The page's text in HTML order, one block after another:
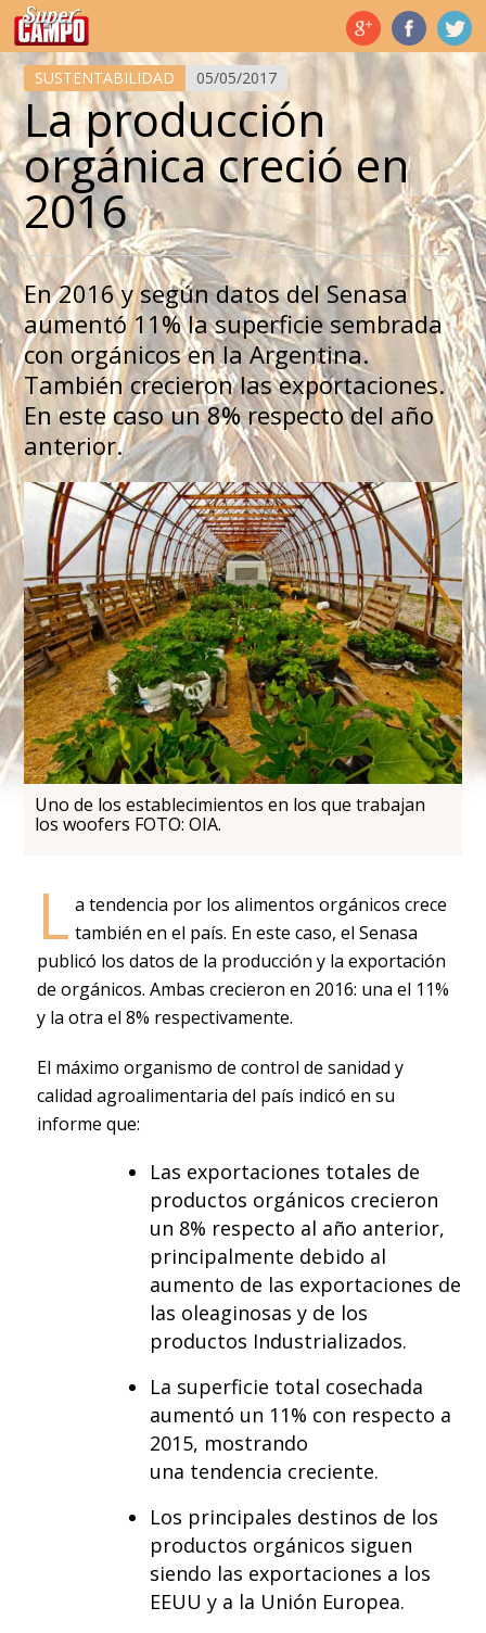
Temas de hoy
SUSTENTABILIDAD 05/05/2017
La producción
orgánica creció en
2016
En 2016 y según datos del Senasa
aumentó 11% la superficie sembrada
con orgánicos en la Argentina.
También crecieron las exportaciones.
En este caso un 8% respecto del año
anterior.
Uno de los establecimientos en los que trabajan
los woofers FOTO: OIA.
L a tendencia por los alimentos orgánicos crece
también en el país. En este caso, el Senasa
publicó los datos de la producción y la exportación
de orgánicos. Ambas crecieron en 2016: una el 11%
y la otra el 8% respectivamente.
El máximo organismo de control de sanidad y
calidad agroalimentaria del país indicó en su
informe que:
Las exportaciones totales de
productos orgánicos crecieron
un 8% respecto al año anterior,
principalmente debido al
aumento de las exportaciones de
las oleaginosas y de los
productos Industrializados.
La superficie total cosechada
aumentó un 11% con respecto a
2015, mostrando
una tendencia creciente.
Los principales destinos de los
productos orgánicos siguen
siendo las exportaciones a los
EEUU y a la Unión Europea.